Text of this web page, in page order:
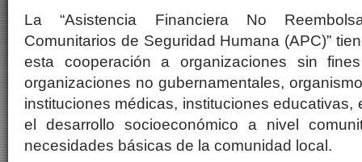
La “Asistencia Financiera No
Comunitarios de Seguridad Humana (APC)”
esta cooperación a organizaciones sin
organizaciones no gubernamentales,
instituciones médicas, instituciones educativas,
el desarrollo socioeconómico a nivel
necesidades básicas de la comunidad local.